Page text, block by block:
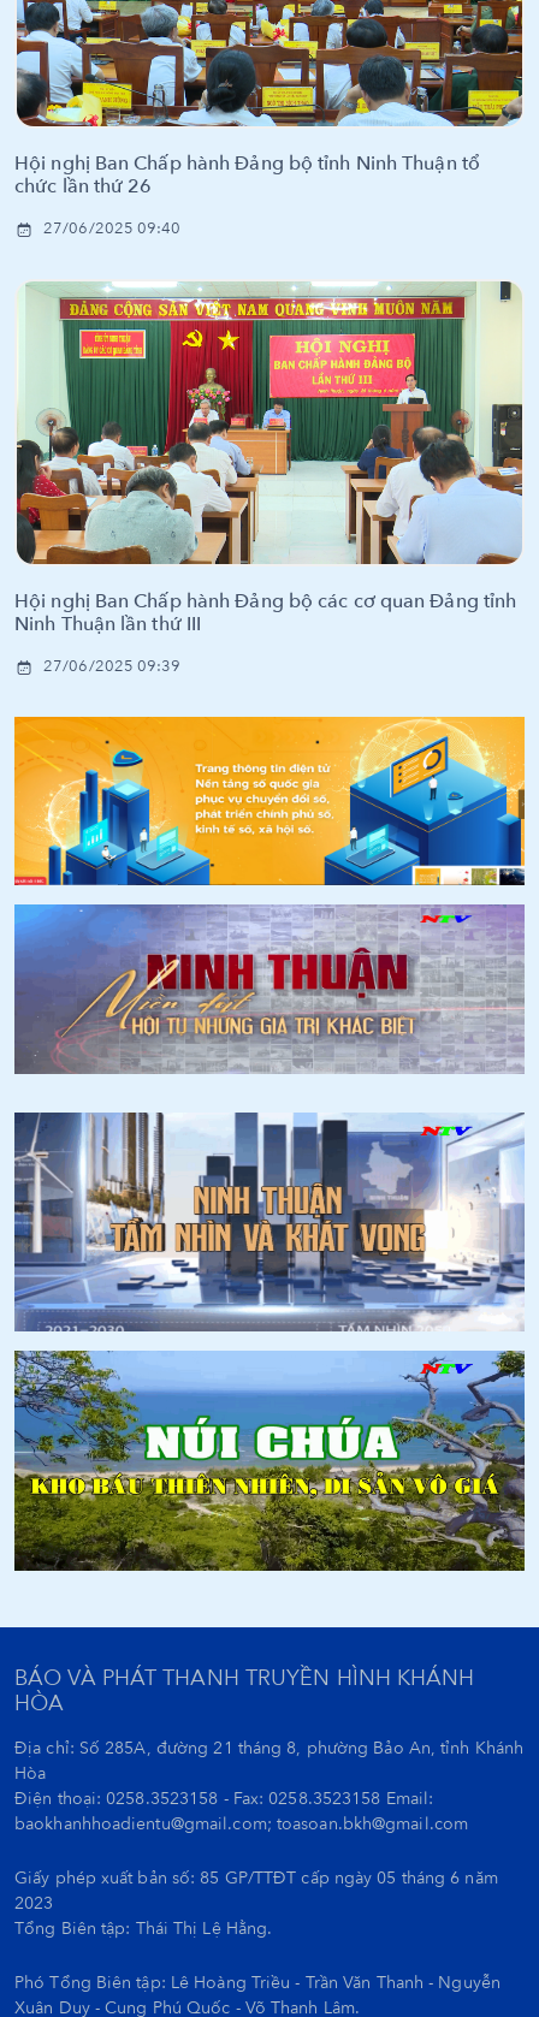
Hội nghị Ban Chấp hành Đảng bộ tỉnh Ninh Thuận tổ
chức lần thứ 26
27/06/2025 09:40
Hội nghị Ban Chấp hành Đảng bộ các cơ quan Đảng tỉnh
Ninh Thuận lần thứ III
27/06/2025 09:39
BÁO VÀ PHÁT THANH TRUYỀN HÌNH KHÁNH
HÒA
Địa chỉ: Số 285A, đường 21 tháng 8, phường Bảo An, tỉnh Khánh
Hòa
Điện thoại: 0258.3523158 - Fax: 0258.3523158 Email:
baokhanhhoadientu@gmail.com; toasoan.bkh@gmail.com
Giấy phép xuất bản số: 85 GP/TTĐT cấp ngày 05 tháng 6 năm
2023
Tổng Biên tập: Thái Thị Lệ Hằng.
Phó Tổng Biên tập: Lê Hoàng Triều - Trần Văn Thanh - Nguyễn
Xuân Duy - Cung Phú Quốc - Võ Thanh Lâm.